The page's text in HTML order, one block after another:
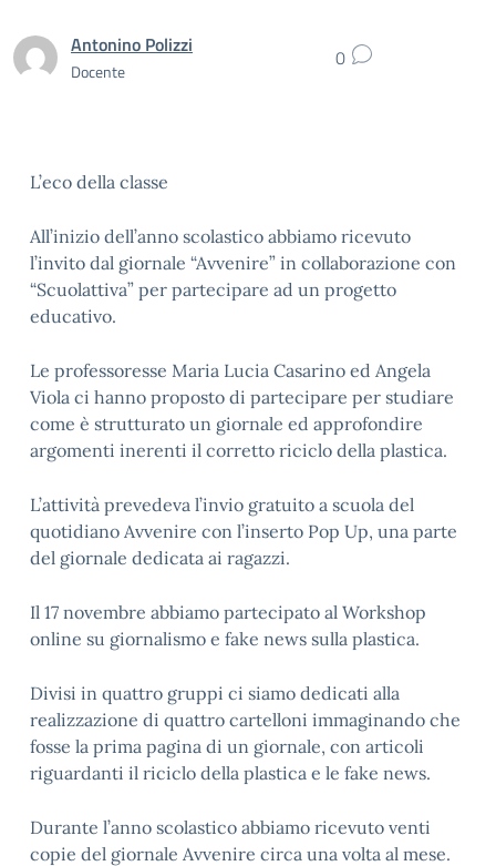
Antonino Polizzi
Docente 0
L’eco della classe
All’inizio dell’anno scolastico abbiamo ricevuto
l’invito dal giornale “Avvenire” in collaborazione con
“Scuolattiva” per partecipare ad un progetto
educativo.
Le professoresse Maria Lucia Casarino ed Angela
Viola ci hanno proposto di partecipare per studiare
come è strutturato un giornale ed approfondire
argomenti inerenti il corretto riciclo della plastica.
L’attività prevedeva l’invio gratuito a scuola del
quotidiano Avvenire con l’inserto Pop Up, una parte
del giornale dedicata ai ragazzi.
Il 17 novembre abbiamo partecipato al Workshop
online su giornalismo e fake news sulla plastica.
Divisi in quattro gruppi ci siamo dedicati alla
realizzazione di quattro cartelloni immaginando che
fosse la prima pagina di un giornale, con articoli
riguardanti il riciclo della plastica e le fake news.
Durante l’anno scolastico abbiamo ricevuto venti
copie del giornale Avvenire circa una volta al mese.